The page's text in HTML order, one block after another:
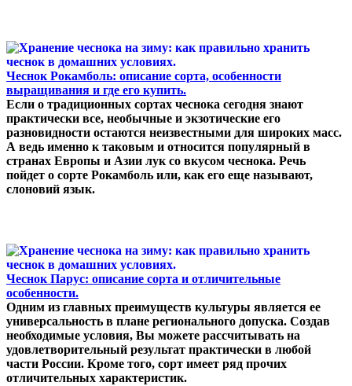
Чеснок Рокамболь: описание сорта, особенности
выращивания и где его купить.
Если о традиционных сортах чеснока сегодня знают
практически все, необычные и экзотические его
разновидности остаются неизвестными для широких масс.
А ведь именно к таковым и относится популярный в
странах Европы и Азии лук со вкусом чеснока. Речь
пойдет о сорте Рокамболь или, как его еще называют,
слоновий язык.
Чеснок Парус: описание сорта и отличительные
особенности.
Одним из главных преимуществ культуры является ее
универсальность в плане регионального допуска. Создав
необходимые условия, Вы можете рассчитывать на
удовлетворительный результат практически в любой
части России. Кроме того, сорт имеет ряд прочих
отличительных характеристик.